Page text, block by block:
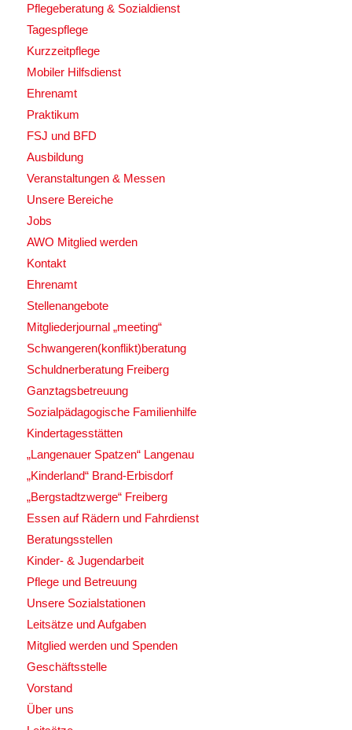
Pflegeberatung & Sozialdienst
Tagespflege
Kurzzeitpflege
Mobiler Hilfsdienst
Ehrenamt
Praktikum
FSJ und BFD
Ausbildung
Veranstaltungen & Messen
Unsere Bereiche
Jobs
AWO Mitglied werden
Kontakt
Ehrenamt
Stellenangebote
Mitgliederjournal „meeting“
Schwangeren(konflikt)beratung
Schuldnerberatung Freiberg
Ganztagsbetreuung
Sozialpädagogische Familienhilfe
Kindertagesstätten
„Langenauer Spatzen“ Langenau
„Kinderland“ Brand-Erbisdorf
„Bergstadtzwerge“ Freiberg
Essen auf Rädern und Fahrdienst
Beratungsstellen
Kinder- & Jugendarbeit
Pflege und Betreuung
Unsere Sozialstationen
Leitsätze und Aufgaben
Mitglied werden und Spenden
Geschäftsstelle
Vorstand
Über uns